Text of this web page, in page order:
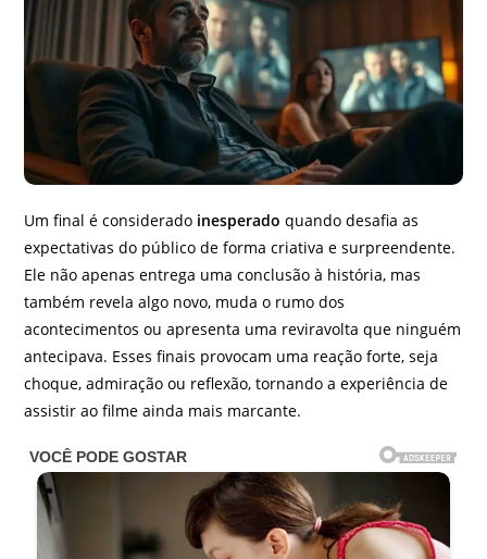
Um final é considerado inesperado quando desafia as
expectativas do público de forma criativa e surpreendente.
Ele não apenas entrega uma conclusão à história, mas
também revela algo novo, muda o rumo dos
acontecimentos ou apresenta uma reviravolta que ninguém
antecipava. Esses finais provocam uma reação forte, seja
choque, admiração ou reflexão, tornando a experiência de
assistir ao filme ainda mais marcante.